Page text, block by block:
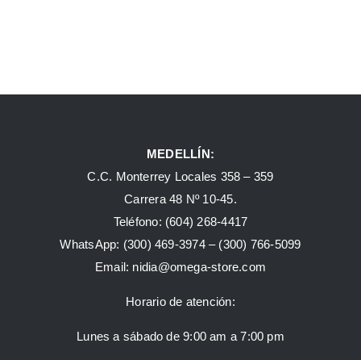
MEDELLÍN:
C.C. Monterrey Locales 358 – 359
Carrera 48 Nº 10-45.
Teléfono: (604) 268-4417
WhatsApp: (300) 469-3974 – (300) 766-5099
Email: nidia@omega-store.com
Horario de atención:
Lunes a sábado de 9:00 am a 7:00 pm